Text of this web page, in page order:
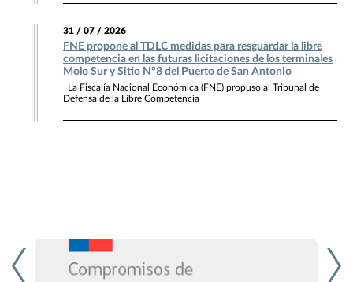
31 / 07 / 2026
FNE propone al TDLC medidas para resguardar la libre
competencia en las futuras licitaciones de los terminales
Molo Sur y Sitio N°8 del Puerto de San Antonio
La Fiscalía Nacional Económica (FNE) propuso al Tribunal de
Defensa de la Libre Competencia